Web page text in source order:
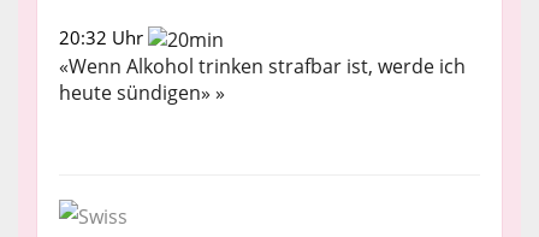
20:32 Uhr
«Wenn Alkohol trinken strafbar ist, werde ich
heute sündigen» »